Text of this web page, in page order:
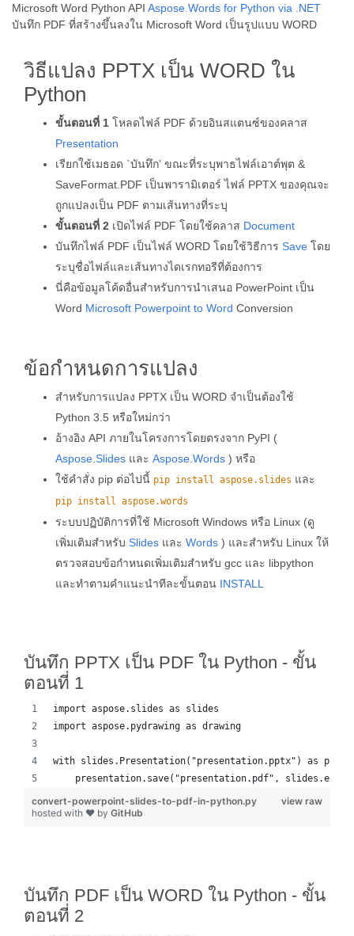
Microsoft Word Python API Aspose.Words for Python via .NET
บันทึก PDF ที่สร้างขึ้นลงใน Microsoft Word เป็นรูปแบบ WORD
วิธีแปลง PPTX เป็น WORD ใน
Python
ขั้นตอนที่ 1 โหลดไฟล์ PDF ด้วยอินสแตนซ์ของคลาส
Presentation
เรียกใช้เมธอด `บันทึก’ ขณะที่ระบุพาธไฟล์เอาต์พุต &
SaveFormat.PDF เป็นพารามิเตอร์ ไฟล์ PPTX ของคุณจะ
ถูกแปลงเป็น PDF ตามเส้นทางที่ระบุ
ขั้นตอนที่ 2 เปิดไฟล์ PDF โดยใช้คลาส Document
บันทึกไฟล์ PDF เป็นไฟล์ WORD โดยใช้วิธีการ Save โดย
ระบุชื่อไฟล์และเส้นทางไดเรกทอรีที่ต้องการ
นี่คือข้อมูลโค้ดอื่นสำหรับการนำเสนอ PowerPoint เป็น
Word Microsoft Powerpoint to Word Conversion
ข้อกำหนดการแปลง
สำหรับการแปลง PPTX เป็น WORD จำเป็นต้องใช้
Python 3.5 หรือใหม่กว่า
อ้างอิง API ภายในโครงการโดยตรงจาก PyPI (
Aspose.Slides และ Aspose.Words ) หรือ
ใช้คำสั่ง pip ต่อไปนี้ pip install aspose.slides และ
pip install aspose.words
ระบบปฏิบัติการที่ใช้ Microsoft Windows หรือ Linux (ดู
เพิ่มเติมสำหรับ Slides และ Words ) และสำหรับ Linux ให้
ตรวจสอบข้อกำหนดเพิ่มเติมสำหรับ gcc และ libpython
และทำตามคำแนะนำทีละขั้นตอน INSTALL
บันทึก PPTX เป็น PDF ใน Python - ขั้น
ตอนที่ 1
import aspose.slides as slides
import aspose.pydrawing as drawing
with slides.Presentation("presentation.pptx") as
presentation.save("presentation.pdf",
view raw
convert-powerpoint-slides-to-pdf-in-python.py
hosted with ❤ by GitHub
บันทึก PDF เป็น WORD ใน Python - ขั้น
ตอนที่ 2